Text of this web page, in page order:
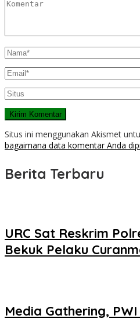
Situs ini menggunakan Akismet
bagaimana data komentar Anda
Berita Terbaru
URC Sat Reskrim
Bekuk Pelaku
Media Gathering,